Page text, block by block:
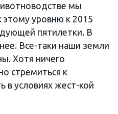
мы
этому уровню к 2015
пятилетки. В
Все-таки наши земли
Хотя ничего
стремиться к
условиях жест-кой